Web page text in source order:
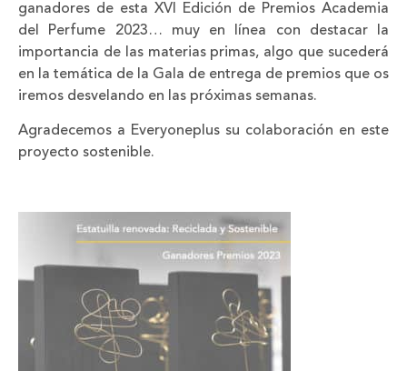
ganadores de esta XVI Edición de Premios Academia
del Perfume 2023… muy en línea con destacar la
importancia de las materias primas, algo que sucederá
en la temática de la Gala de entrega de premios que os
iremos desvelando en las próximas semanas.
Agradecemos a Everyoneplus su colaboración en este
proyecto sostenible.